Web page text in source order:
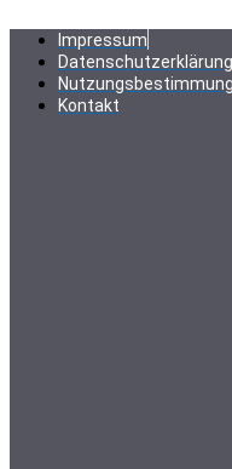
Inhalt
springen
Impressum
Datenschutzerklärung
Kontakt